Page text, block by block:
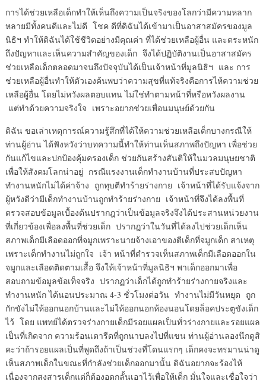
การได้ช่วยเหลือเด็กทำให้เห็นถึงความเป็นจริงของโลกว่ามีความหลาก
หลายมีทั้งคนดีและไม่ดี โชค ดีที่ดิฉันได้เข้ามาเป็นอาสาสมัครของมูล
นิธิฯ ทำให้ดิฉันได้ใช้ชีวิตอย่างมีคุณค่า ที่ได้ช่วยเหลือผู้อื่น และตระหนัก
ถึงปัญหาและเห็นความสำคัญของเด็ก จึงได้ปฏิบัติงานเป็นอาสาสมัคร
ช่วยเหลือเด็กตลอดมาจนถึงปัจจุบันได้เป็นเจ้าหน้าที่มูลนิธิฯ และ การ
ช่วยเหลือผู้อื่นทำให้ตัวเองค้นพบว่าความสุขที่แท้จริงคือการไห้ความช่วย
เหลือผู้อื่น โดยไม่หวังผลตอบแทน ไม่ใช่ทำตามหน้าที่หรือหวังผลงาน
แต่ทำด้วยความจริงใจ เพราะอยากช่วยเพื่อนมนุษย์ด้วยกัน
ดิฉัน ขอเล่าเหตุการณ์ความรู้สึกที่ได้ให้ความช่วยเหลือเด็กบางกรณีให้
ท่านผู้อ่าน ได้ฟังหวังว่าบทความนี้ทำให้ท่านเห็นสภาพถึงปัญหา เพื่อช่วย
กันแก้ไขและปกป้องคุ้มครองเด็ก ช่วยกันสร้างสันติให้ในมวลมนุษยชาติ
เพื่อให้สังคมโลกน่าอยู่ กรณีแรงงานเด็กทำงานบ้านที่ประสบปัญหา
ทำงานหนักไม่ได้ค่าจ้าง ถูกทุบตีทำร้ายร่างกาย เจ้าหน้าที่ได้รับแจ้งจาก
ผู้หวังดีว่ามีเด็กทำงานบ้านถูกทำร้ายร่างกาย เจ้าหน้าที่จึงได้ลงพื้นที่
ตรวจสอบข้อมูลเบื้องต้นปรากฎว่าเป็นข้อมูลจริงจึงได้ประสานหน่วยงาน
ที่เกี่ยวข้องเพื่อลงพื้นที่ช่วยเด็ก ปรากฎว่าในวันที่ได้ลงไปช่วยเด็กเห็น
สภาพเด็กมีเลือดออกที่จมูกเพราะนายจ้างเอาของตีเด็กที่จมูกเด็ก สาเหตุ
เพราะเด็กทำงานไม่ถูกใจ เจ้า หน้าที่ตำรวจเห็นสภาพเด็กมีเลือดออกใน
จมูกและเลือดติดตามเสื้อ จึงให้เจ้าหน้าที่มูลนิธิฯ พาเด็กออกมาเพื่อ
สอบถามข้อมูลข้อเท็จจริง ปรากฏว่าเด็กได้ถูกทำร้ายร่างกายจริงและ
ทำงานหนัก ได้นอนประมาณ 4-3 ชั่วโมงต่อวัน ทำงานไม่มีวันหยุด ถูก
กักขังไม่ให้ออกนอกบ้านและไม่ให้ออกนอกห้องนอนโดยล็อคประตูขังเด็ก
ไว้ โดย แพทย์ได้ตรวจร่างกายเด็กมีรอยแผลเป็นทั่วร่างกายและรอยแผล
เป็นที่เกิดจาก ความร้อนเตารีดที่ถูกนาบลงไปที่แขน ท่านผู้อ่านลองนึกดูสิ
คะว่าถ้ารอยแผลเป็นที่พูดถึงถ้าเป็นช่วงที่โดนแรกๆ เด็กคงจะทรมานน่าดู
เห็นสภาพเด็กในขณะที่กำลังช่วยเด็กออกมานั้น ดิฉันอยากจะร้องไห้
เนื่องจากสงสารเด็กแต่ก็ต้องอดกลั้นเอาไว้เพื่อให้เด็ก มั่นใจและเชื่อใจว่า